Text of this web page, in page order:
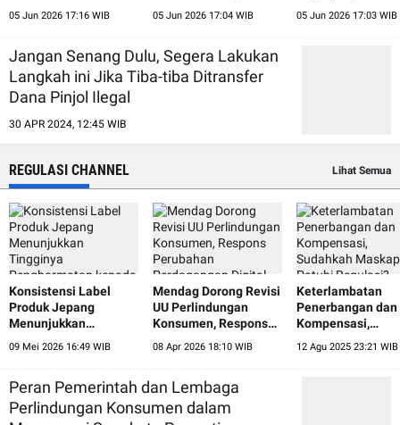
05 Jun 2026 17:16 WIB 05 Jun 2026 17:04 WIB 05 Jun 2026 17:03 WIB
Jangan Senang Dulu, Segera Lakukan
Langkah ini Jika Tiba-tiba Ditransfer
Dana Pinjol Ilegal
30 APR 2024, 12:45 WIB
REGULASI CHANNEL Lihat Semua
Konsistensi Label
Produk Jepang
Menunjukkan
09 Mei 2026 16:49 WIB
Mendag Dorong Revisi
UU Perlindungan
Konsumen, Respons
Perdagangan Digital
08 Apr 2026 18:10 WIB
Keterlambatan
Penerbangan dan
Kompensasi,
Patuhi Regulasi?
12 Agu 2025 23:21 WIB
Peran Pemerintah dan Lembaga
Perlindungan Konsumen dalam